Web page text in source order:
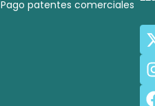
Pago patentes comerciales